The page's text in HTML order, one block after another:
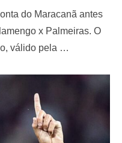
do Maracanã antes
x Palmeiras. O
válido pela …